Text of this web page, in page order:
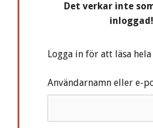
Det verkar inte
inloggad!
Logga in för att läsa
Användarnamn eller e-